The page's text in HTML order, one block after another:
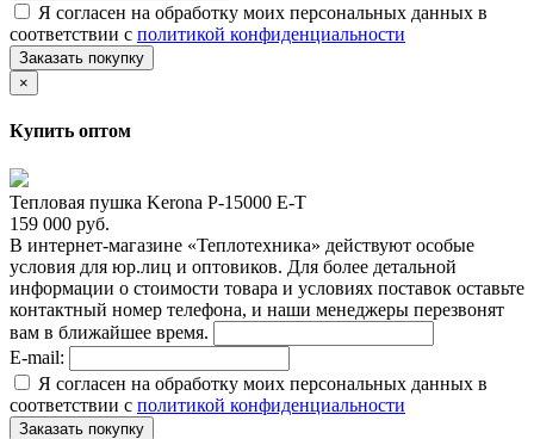
Я согласен на обработку моих персональных данных в
соответствии с политикой конфиденциальности
Заказать покупку
×
Купить оптом
Тепловая пушка Kerona P-15000 E-T
159 000 руб.
В интернет-магазине «Теплотехника» действуют особые
условия для юр.лиц и оптовиков. Для более детальной
информации о стоимости товара и условиях поставок оставьте
контактный номер телефона, и наши менеджеры перезвонят
вам в ближайшее время.
E-mail:
Я согласен на обработку моих персональных данных в
соответствии с политикой конфиденциальности
Заказать покупку